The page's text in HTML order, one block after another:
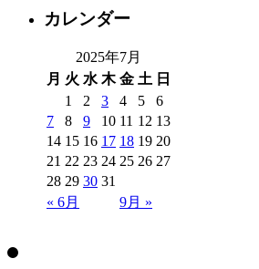
カレンダー
2025年7月
月 火 水 木 金 土 日
« 6月 9月 »
1 2 3 4 5
6
7
8 9 10 11 12 13
14 15 16 17 18 19 20
21 22 23 24 25 26 27
28 29 30 31